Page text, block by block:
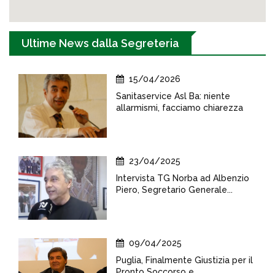
Ultime News dalla Segreteria
15/04/2026
Sanitaservice Asl Ba: niente
allarmismi, facciamo chiarezza
23/04/2025
Intervista TG Norba ad Albenzio
Piero, Segretario Generale...
09/04/2025
Puglia, Finalmente Giustizia per il